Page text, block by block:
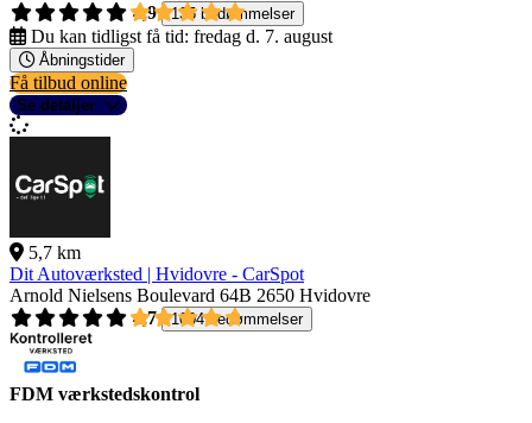
4,9
135 bedømmelser
Du kan tidligst få tid: fredag d. 7. august
Åbningstider
Få tilbud online
Se detaljer
5,7 km
Dit Autoværksted | Hvidovre - CarSpot
Arnold Nielsens Boulevard 64B 2650 Hvidovre
4,7
1004 bedømmelser
FDM værkstedskontrol